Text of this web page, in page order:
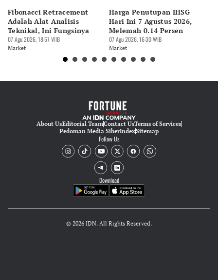
Fibonacci Retracement
Adalah Alat Analisis
Teknikal, Ini Fungsinya
07 Agu 2026, 18:57 WIB
Market
Harga Penutupan IHSG
Hari Ini 7 Agustus 2026,
Melemah 0.14 Persen
07 Agu 2026, 16:30 WIB
Market
About UsEditorial TeamContact UsTerms of Services
Pedoman Media SiberIndexSitemap
Follow Us
Download
© 2026 IDN. All Rights Reserved.